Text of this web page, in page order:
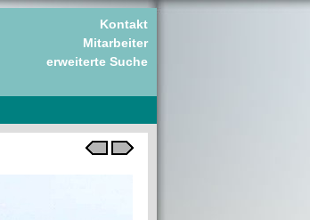
Kontakt
Mitarbeiter
erweiterte Suche